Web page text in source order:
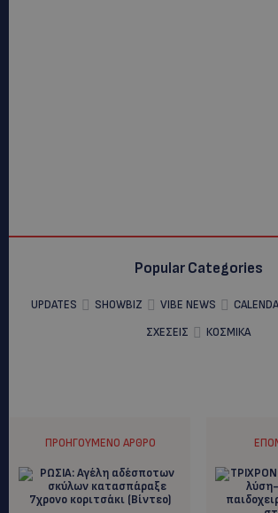
Popular Categories
UPDATES SHOWBIZ VIBE NEWS
ΣΧΕΣΕΙΣ
ΚΟΣΜΙΚΑ
ΠΡΟΗΓΟΎΜΕΝΟ ΆΡΘΡΟ